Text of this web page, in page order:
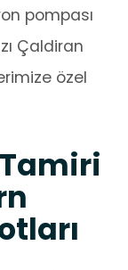
pompası
Çaldiran
özel